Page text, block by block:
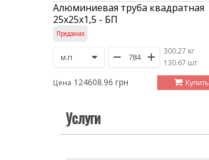
Алюминиевая труба квадратная
25х25х1,5 - БП
Предзаказ
300.27 кг
/130.67 шт
Цена 124608.96 грн Купить
Услуги